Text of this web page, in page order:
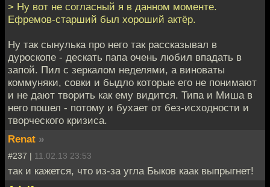
> Ну вот не согласный я в данном моменте.
Ефремов-старший был хороший актёр.
Ну так сынулька про него так рассказывал в
дуроскопе - дескать папа очень любил впадать в
запой. Пил с зеркалом неделями, а виноваты
коммуняки, совки и быдло которые его не понимают
и не дают творить как ему видится. Типа и Миша в
него пошел - потому и бухает от без-исходности и
творческого кризиса.
Renat »
#237 | 11.02.13 23:53
так и кажется, что из-за угла Быков каак выпрыгнет!